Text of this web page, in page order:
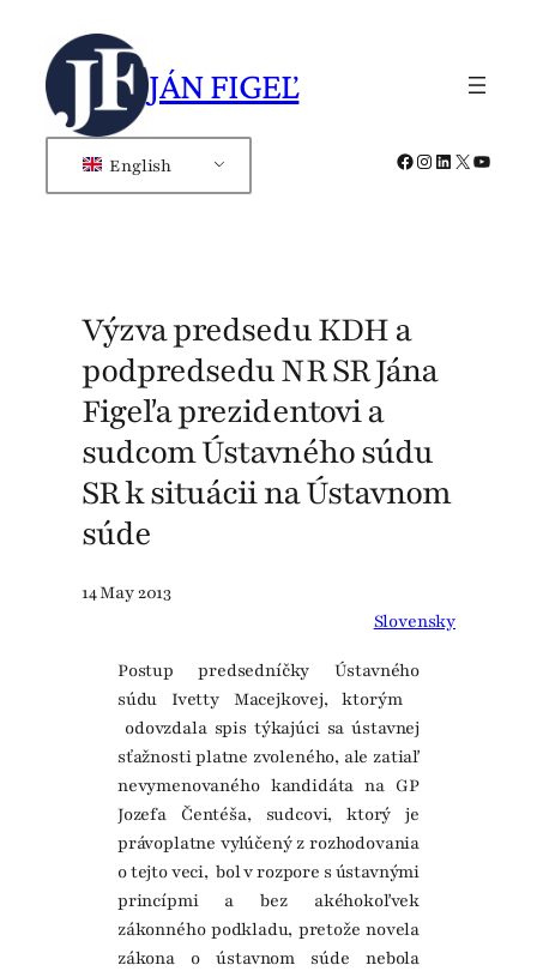
content
JÁN FIGEĽ
English Facebook
Instagram
LinkedIn
X
Výzva predsedu KDH a
podpredsedu NR SR Jána
Figeľa prezidentovi a
sudcom Ústavného súdu
SR k situácii na Ústavnom
súde
14 May 2013
Slovensky
Postup predsedníčky Ústavného
súdu Ivetty Macejkovej, ktorým
odovzdala spis týkajúci sa ústavnej
sťažnosti platne zvoleného, ale zatiaľ
nevymenovaného kandidáta na GP
Jozefa Čentéša, sudcovi, ktorý je
právoplatne vylúčený z rozhodovania
o tejto veci, bol v rozpore s ústavnými
princípmi a bez akéhokoľvek
zákonného podkladu, pretože novela
zákona o ústavnom súde nebola